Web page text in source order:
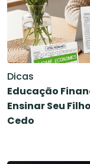
Dicas
Educação
Ensinar Seu
Cedo